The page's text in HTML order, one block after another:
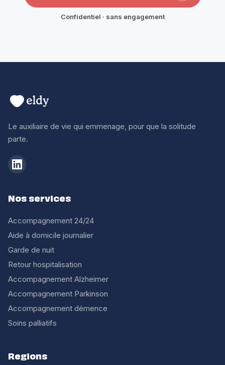
Confidentiel · sans engagement
Le auxiliaire de vie qui emmenage, pour que la solitude
parte.
Nos services
Accompagnement 24/24
Aide à domicile journalier
Garde de nuit
Retour hospitalisation
Accompagnement Alzheimer
Accompagnement Parkinson
Accompagnement démence
Soins palliatifs
Regions